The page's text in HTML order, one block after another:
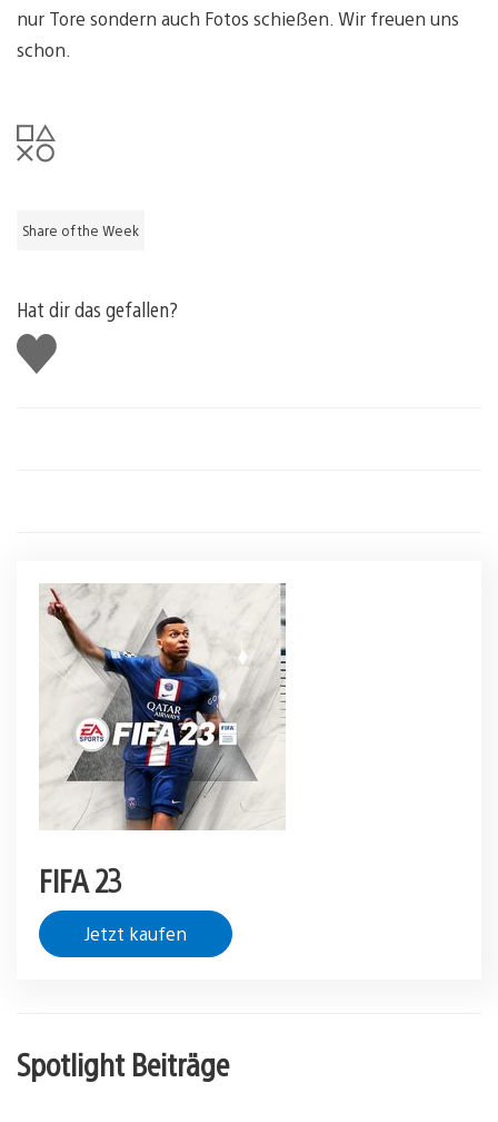
nur Tore sondern auch Fotos schießen. Wir freuen uns
schon.
Share of the Week
Hat dir das gefallen?
Gefällt
mir
FIFA 23
Jetzt kaufen
Spotlight Beiträge